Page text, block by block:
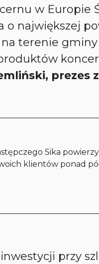
w Europie
o największej
terenie gminy
prezes
Sika
klientów ponad
przy